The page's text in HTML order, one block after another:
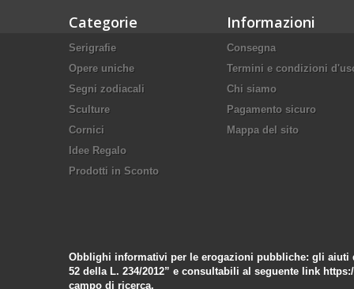
Categorie
Serigrafie
Opere uniche
Segni zodiacali
Sculture
Cornici
Idee Regalo
Prodotti in Sconto
Informazioni
Consegna
Termini e condizioni
Chi siamo
Pagamento sicuro
Mappa del sito
Obblighi informativi per le erogazioni pubbliche: gli aiuti
52 della L. 234/2012” e consultabili al seguente link
campo di ricerca.